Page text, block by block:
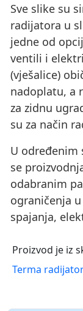
Sve slike su
radijatora u
jedne od
ventili i
(vješalice)
nadoplatu, a
za zidnu
su za način
U određenim
se
odabranim
ograničenja
spajanja,
Proizvod je iz
Terma